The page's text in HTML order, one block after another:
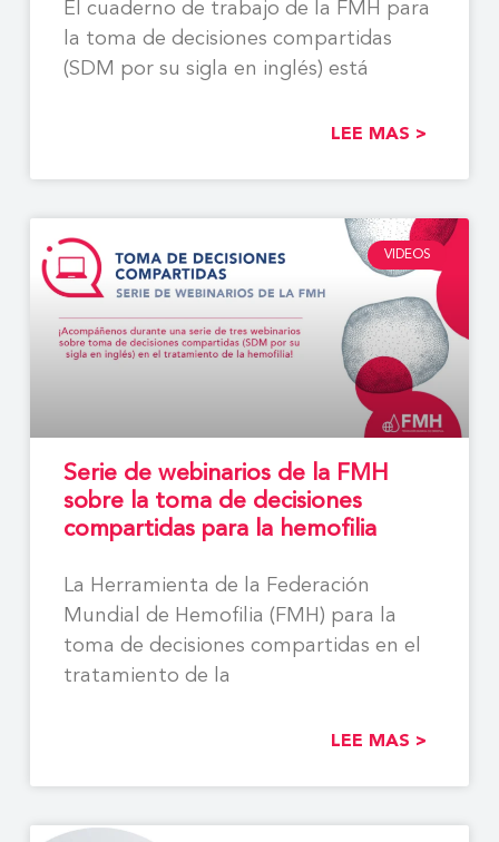
El cuaderno de trabajo de la FMH para
la toma de decisiones compartidas
(SDM por su sigla en inglés) está
LEE MAS >
VIDEOS
Serie de webinarios de la FMH
sobre la toma de decisiones
compartidas para la hemofilia
La Herramienta de la Federación
Mundial de Hemofilia (FMH) para la
toma de decisiones compartidas en el
tratamiento de la
LEE MAS >